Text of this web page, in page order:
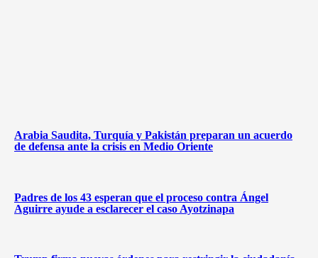
Arabia Saudita, Turquía y Pakistán preparan un acuerdo
de defensa ante la crisis en Medio Oriente
Padres de los 43 esperan que el proceso contra Ángel
Aguirre ayude a esclarecer el caso Ayotzinapa